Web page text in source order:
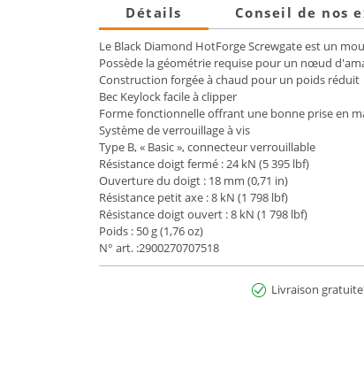
Détails Conseil de nos
Le Black Diamond HotForge Screwgate est un
Possède la géométrie requise pour un nœud
Construction forgée à chaud pour un poids réduit
Bec Keylock facile à clipper
Forme fonctionnelle offrant une bonne prise en
Système de verrouillage à vis
Type B, « Basic », connecteur verrouillable
Résistance doigt fermé : 24 kN (5 395 lbf)
Ouverture du doigt : 18 mm (0,71 in)
Résistance petit axe : 8 kN (1 798 lbf)
Résistance doigt ouvert : 8 kN (1 798 lbf)
Poids : 50 g (1,76 oz)
N° art. :2900270707518
Livraison